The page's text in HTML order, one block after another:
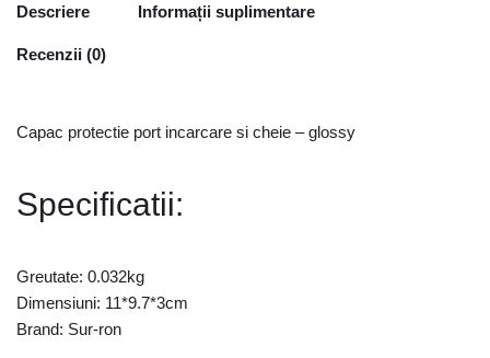
Descriere Informații suplimentare
Recenzii (0)
Capac protectie port incarcare si cheie – glossy
Specificatii:
Greutate: 0.032kg
Dimensiuni: 11*9.7*3cm
Brand: Sur-ron